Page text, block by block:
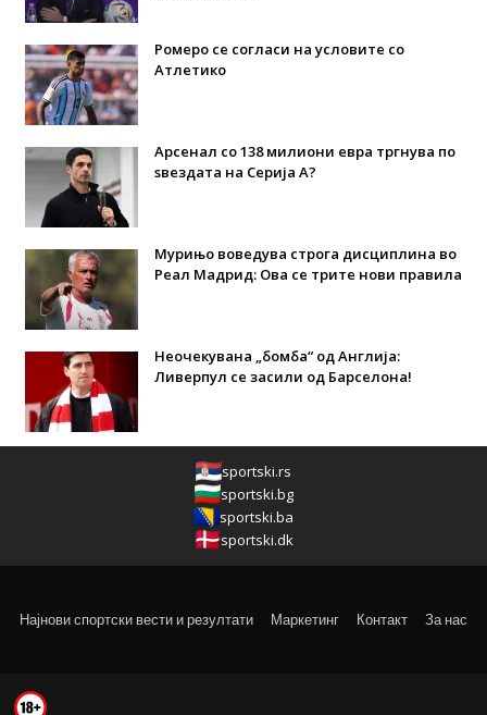
Ромеро се согласи на условите со
Атлетико
Арсенал со 138 милиони евра тргнува по
ѕвездата на Серија А?
Мурињо воведува строга дисциплина во
Реал Мадрид: Ова се трите нови правила
Неочекувана „бомба“ од Англија:
Ливерпул се засили од Барселона!
sportski.rs
sportski.bg
sportski.ba
sportski.dk
Најнови спортски вести и резултати Маркетинг Контакт За нас